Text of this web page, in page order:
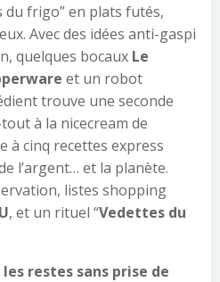
frigo” en plats futés,
Avec des idées anti-gaspi
quelques bocaux Le
et un robot
trouve une seconde
à la nicecream de
à cinq recettes express
l’argent… et la planète.
listes shopping
, et un rituel “Vedettes du
restes sans prise de